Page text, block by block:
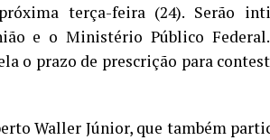
terça-feira (24). Serão
e o Ministério Público
o prazo de prescrição para
Waller Júnior, que também